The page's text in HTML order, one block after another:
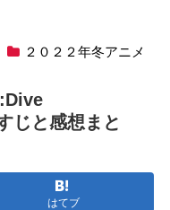
２０２２年冬アニメ
じと感想まと
はてブ